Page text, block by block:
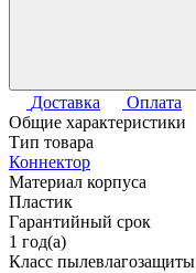
Доставка
Оплата
Общие характеристики
Тип товара
Коннектор
Материал корпуса
Пластик
Гарантийный срок
1 год(а)
Класс пылевлагозащиты